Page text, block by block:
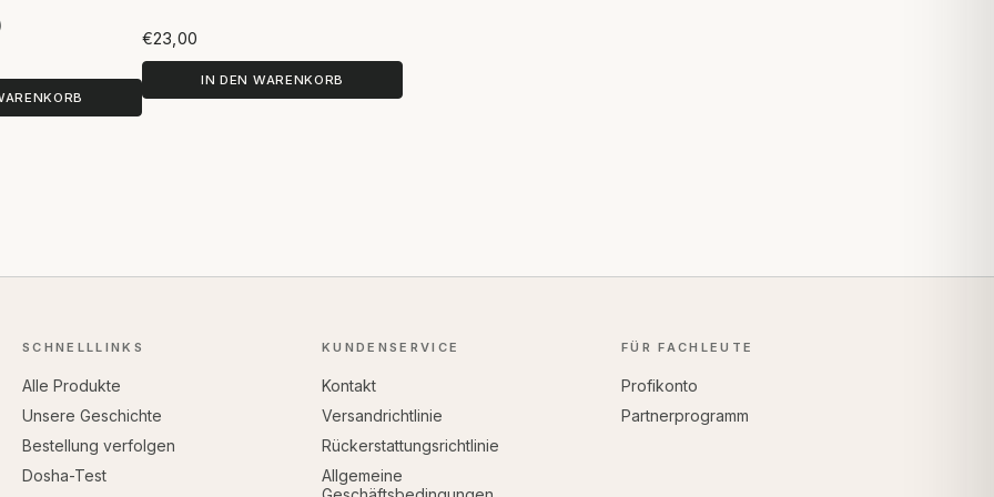
Bewertungen €23,00
IN DEN WARENKORB
SCHNELLLINKS
Alle Produkte
Unsere Geschichte
Bestellung verfolgen
Dosha-Test
KUNDENSERVICE
Kontakt
Versandrichtlinie
Rückerstattungsrichtlinie
Allgemeine
FÜR FACHLEUTE
Profikonto
Partnerprogramm